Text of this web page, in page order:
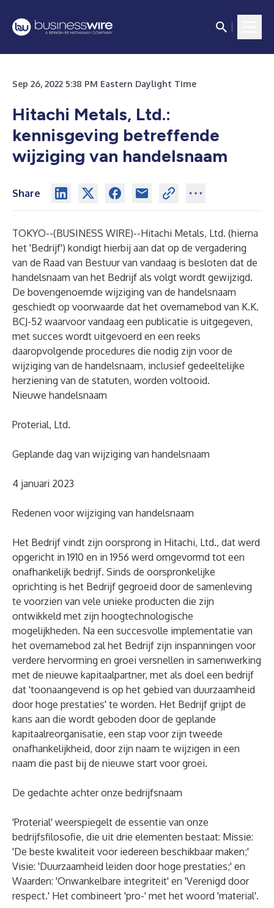
Sep 26, 2022 5:38 PM Eastern Daylight Time
Hitachi Metals, Ltd.:
kennisgeving betreffende
wijziging van handelsnaam
Share
TOKYO--(BUSINESS WIRE)--Hitachi Metals, Ltd. (hierna
het 'Bedrijf') kondigt hierbij aan dat op de vergadering
van de Raad van Bestuur van vandaag is besloten dat de
handelsnaam van het Bedrijf als volgt wordt gewijzigd.
De bovengenoemde wijziging van de handelsnaam
geschiedt op voorwaarde dat het overnamebod van K.K.
BCJ-52 waarvoor vandaag een publicatie is uitgegeven,
met succes wordt uitgevoerd en een reeks
daaropvolgende procedures die nodig zijn voor de
wijziging van de handelsnaam, inclusief gedeeltelijke
herziening van de statuten, worden voltooid.
Nieuwe handelsnaam
Proterial, Ltd.
Geplande dag van wijziging van handelsnaam
4 januari 2023
Redenen voor wijziging van handelsnaam
Het Bedrijf vindt zijn oorsprong in Hitachi, Ltd., dat werd
opgericht in 1910 en in 1956 werd omgevormd tot een
onafhankelijk bedrijf. Sinds de oorspronkelijke
oprichting is het Bedrijf gegroeid door de samenleving
te voorzien van vele unieke producten die zijn
ontwikkeld met zijn hoogtechnologische
mogelijkheden. Na een succesvolle implementatie van
het overnamebod zal het Bedrijf zijn inspanningen voor
verdere hervorming en groei versnellen in samenwerking
met de nieuwe kapitaalpartner, met als doel een bedrijf
dat 'toonaangevend is op het gebied van duurzaamheid
door hoge prestaties' te worden. Het Bedrijf grijpt de
kans aan die wordt geboden door de geplande
kapitaalreorganisatie, een stap voor zijn tweede
onafhankelijkheid, door zijn naam te wijzigen in een
naam die past bij de nieuwe start voor groei.
De gedachte achter onze bedrijfsnaam
'Proterial' weerspiegelt de essentie van onze
bedrijfsfilosofie, die uit drie elementen bestaat: Missie:
'De beste kwaliteit voor iedereen beschikbaar maken;'
Visie: 'Duurzaamheid leiden door hoge prestaties;' en
Waarden: 'Onwankelbare integriteit' en 'Verenigd door
respect.' Het combineert 'pro-' met het woord 'material'.